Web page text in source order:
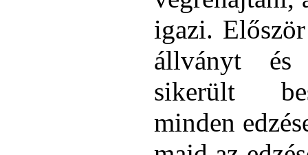
igazi.
állványt és
sikerült
minden